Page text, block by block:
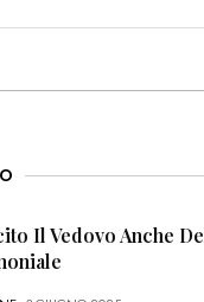
Il Vedovo Anche